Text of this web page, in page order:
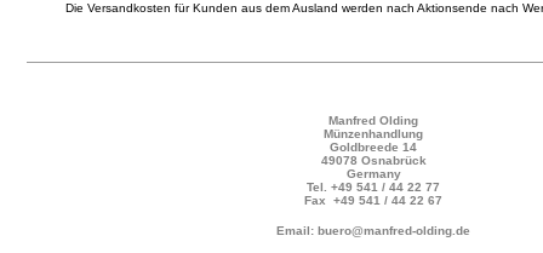
Die Versandkosten für Kunden aus dem Ausland werden nach Aktionsende nach
Manfred Olding
Münzenhandlung
Goldbreede 14
49078 Osnabrück
Germany
Tel. +49 541 / 44 22 77
Fax +49 541 / 44 22 67
Email: buero@manfred-olding.de